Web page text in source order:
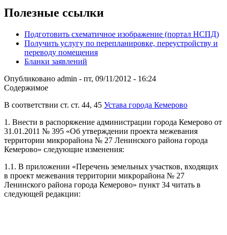
Полезные ссылки
Подготовить схематичное изображение (портал НСПД)
Получить услугу по перепланировке, переустройству и
переводу помещения
Бланки заявлений
Опубликовано admin - пт, 09/11/2012 - 16:24
Содержимое
В соответствии ст. ст. 44, 45 Устава города Кемерово
1. Внести в распоряжение администрации города Кемерово от
31.01.2011 № 395 «Об утверждении проекта межевания
территории микрорайона № 27 Ленинского района города
Кемерово» следующие изменения:
1.1. В приложении «Перечень земельных участков, входящих
в проект межевания территории микрорайона № 27
Ленинского района города Кемерово» пункт 34 читать в
следующей редакции: